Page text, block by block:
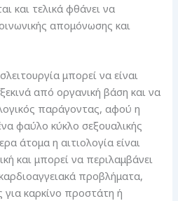
και τελικά φθάνει να
απομόνωσης και
μπορεί να είναι
από οργανική βάση και να
παράγοντας, αφού η
φαύλο κύκλο σεξουαλικής
άτομα η αιτιολογία είναι
και μπορεί να περιλαμβάνει
προβλήματα,
για καρκίνο προστάτη ή